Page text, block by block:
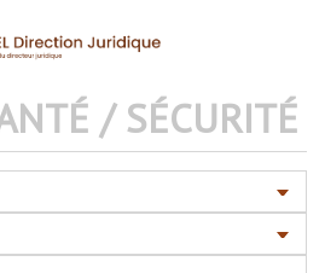
/ SÉCURITÉ